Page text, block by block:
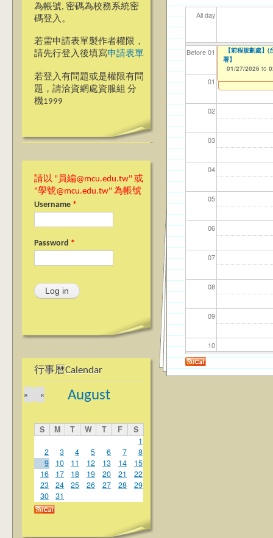
為帳號, 密碼為校務系統密
碼登入。
若需申請表單製作者權限，
請先行登入後填寫申請表單
若登入有問題或是權限有問
題，請洽資網處資服組 分
機1999
請以 "員編@mcu.edu.tw" 或
"學號@mcu.edu.tw" 為帳號
Username *
Password *
行事曆Calendar
August
«
»
S M T W T F
S
1
2
3 4 5 6 7
8
9
10 11 12 13 14
15
16
17 18 19 20 21
22
23
24 25 26 27 28
29
30
31
All day
Before 01
01
02
03
04
05
06
07
08
09
10
11
【資網處】
整合系統～表單
03/27/2013 to
【財務處】工讀
11/12/2021
07/31/2027
【財務處】漏打
錄
11/15/2021 to
114
114
114
【學
教務
商品
114-2延修生就
01/27/2026
【前程規劃處
署】
01/27/2026 to